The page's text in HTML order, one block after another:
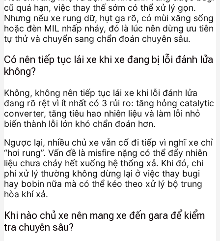
cũ quá hạn, việc thay thế sớm có thể xử lý gọn.
Nhưng nếu xe rung dữ, hụt ga rõ, có mùi xăng sống
hoặc đèn MIL nhấp nháy, đó là lúc nên dừng ưu tiên
tự thử và chuyển sang chẩn đoán chuyên sâu.
Có nên tiếp tục lái xe khi xe đang bị lỗi đánh lửa
không?
Không, không nên tiếp tục lái xe khi lỗi đánh lửa
đang rõ rệt vì ít nhất có 3 rủi ro: tăng hỏng catalytic
converter, tăng tiêu hao nhiên liệu và làm lỗi nhỏ
biến thành lỗi lớn khó chẩn đoán hơn.
Ngược lại, nhiều chủ xe vẫn cố đi tiếp vì nghĩ xe chỉ
“hơi rung”. Vấn đề là misfire nặng có thể đẩy nhiên
liệu chưa cháy hết xuống hệ thống xả. Khi đó, chi
phí xử lý thường không dừng lại ở việc thay bugi
hay bobin nữa mà có thể kéo theo xử lý bộ trung
hòa khí xả.
Khi nào chủ xe nên mang xe đến gara để kiểm
tra chuyên sâu?